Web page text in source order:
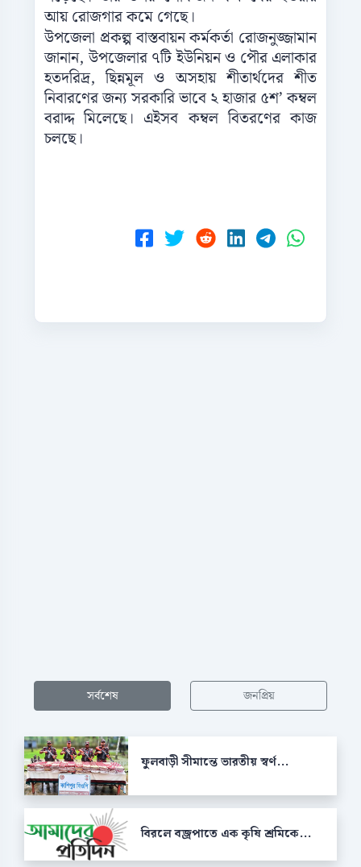
আয় রোজগার কমে গেছে।
উপজেলা প্রকল্প বাস্তবায়ন কর্মকর্তা রোজনুজ্জামান
জানান, উপজেলার ৭টি ইউনিয়ন ও পৌর এলাকার
হতদরিদ্র, ছিন্নমূল ও অসহায় শীতার্থদের শীত
নিবারণের জন্য সরকারি ভাবে ২ হাজার ৫শ’ কম্বল
বরাদ্দ মিলেছে। এইসব কম্বল বিতরণের কাজ
চলছে।
সর্বশেষ জনপ্রিয়
ফুলবাড়ী সীমান্তে ভারতীয় স্বর্ণ...
বিরলে বজ্রপাতে এক কৃষি শ্রমিকে...